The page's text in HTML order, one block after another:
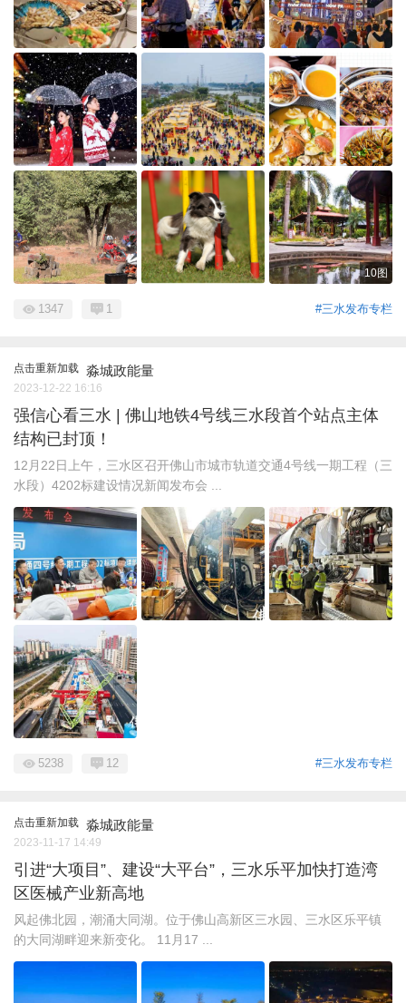
10图
#三水发布专栏
1347 1
点击重新加载 淼城政能量
2023-12-22 16:16
强信心看三水 | 佛山地铁4号线三水段首个站点主体
结构已封顶！
12月22日上午，三水区召开佛山市城市轨道交通4号线一期工程（三
水段）4202标建设情况新闻发布会 ...
#三水发布专栏
5238 12
点击重新加载 淼城政能量
2023-11-17 14:49
引进“大项目”、建设“大平台”，三水乐平加快打造湾
区医械产业新高地
风起佛北园，潮涌大同湖。位于佛山高新区三水园、三水区乐平镇
的大同湖畔迎来新变化。 11月17 ...